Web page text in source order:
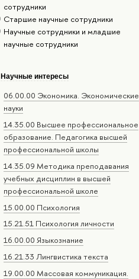
сотрудники
Старшие научные сотрудники
Научные сотрудники и младшие
научные сотрудники
Научные интересы
06.00.00 Экономика. Экономические
науки
14.35.00 Высшее профессиональное
образование. Педагогика высшей
профессиональной школы
14.35.09 Методика преподавания
учебных дисциплин в высшей
профессиональной школе
15.00.00 Психология
15.21.51 Психология личности
16.00.00 Языкознание
16.21.33 Лингвистика текста
19.00.00 Массовая коммуникация.